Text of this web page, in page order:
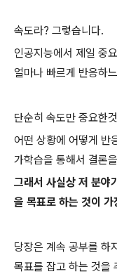
속도라? 그렇습니다.
인공지능에서 제일 중
얼마나 빠르게 반응하
단순히 속도만 중요한
어떤 상황에 어떻게 반
가학습을 통해서 결론
그래서 사실상 저 분야
을 목표로 하는 것이
당장은 계속 공부를 하
목표를 잡고 하는 것을